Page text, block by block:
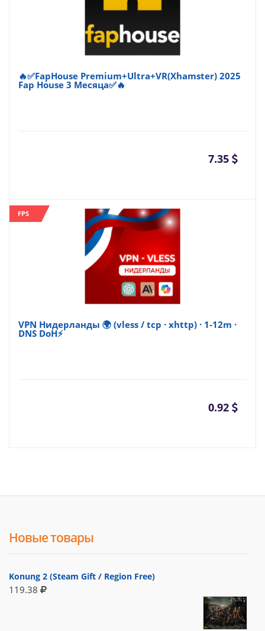
🔥✅FapHouse Premium+Ultra+VR(Xhamster) 2025
Fap House 3 Месяца✅🔥
7.35
FPS
VPN Нидерланды 🌍 (vless / tcp · xhttp) · 1-12m ·
DNS DoH⚡
0.92
Новые товары
Konung 2 (Steam Gift / Region Free)
119.38